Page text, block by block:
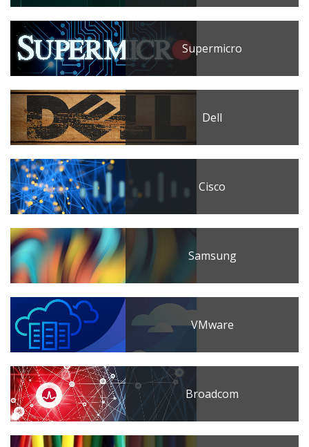
Supermicro
Dell
Cisco
Samsung
VMware
Broadcom